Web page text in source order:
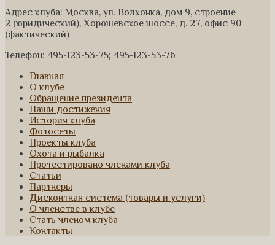
Адрес клуба: Москва, ул. Волхонка, дом 9, строение
2 (юридический), Хорошевское шоссе, д. 27, офис 90
(фактический)
Телефон: 495-123-53-75; 495-123-53-76
Главная
О клубе
Обращение президента
Наши достижения
История клуба
Фотосеты
Проекты клуба
Охота и рыбалка
Протестировано членами клуба
Статьи
Партнеры
Дисконтная система (товары и услуги)
О членстве в клубе
Стать членом клуба
Контакты